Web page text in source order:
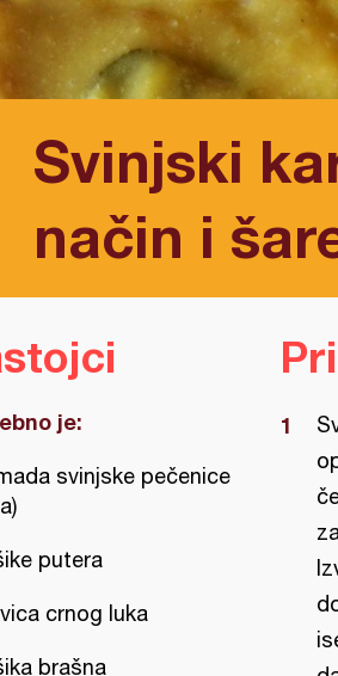
Svinjski
način i
je:
svinjske pečenice
putera
crnog luka
brašna